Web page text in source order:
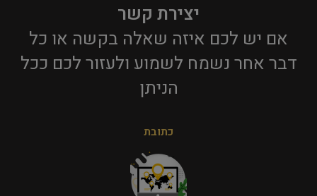
יצירת קשר
אם יש לכם איזה שאלה בקשה או כל
דבר אחר נשמח לשמוע ולעזור לכם ככל
הניתן​
כתובת